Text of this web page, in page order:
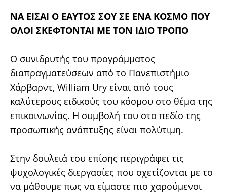
ΝΑ ΕΙΣΑΙ Ο ΕΑΥΤΟΣ ΣΟΥ ΣΕ ΕΝΑ ΚΟΣΜΟ ΠΟΥ
ΟΛΟΙ ΣΚΕΦΤΟΝΤΑΙ ΜΕ ΤΟΝ ΙΔΙΟ ΤΡΟΠΟ
Ο συνιδρυτής του προγράμματος
διαπραγματεύσεων από το Πανεπιστήμιο
Χάρβαρντ, William Ury είναι από τους
καλύτερους ειδικούς του κόσμου στο θέμα της
επικοινωνίας. Η συμβολή του στο πεδίο της
προσωπικής ανάπτυξης είναι πολύτιμη.
Στην δουλειά του επίσης περιγράφει τις
ψυχολογικές διεργασίες που σχετίζονται με το
να μάθουμε πως να είμαστε πιο χαρούμενοι